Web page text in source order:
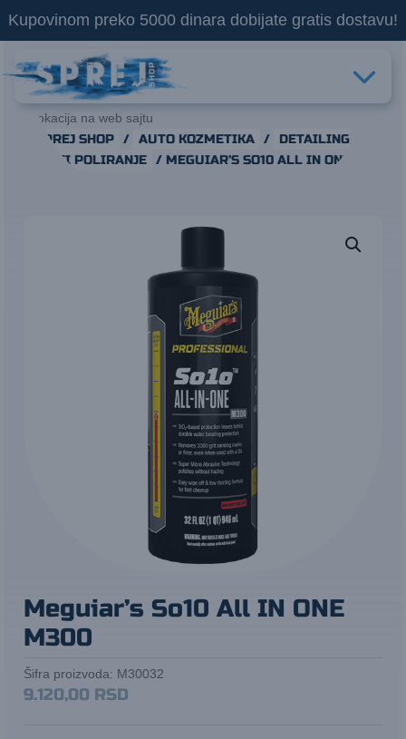
Lokacija na web sajtu
SPREJ SHOP / AUTO KOZMETIKA /
DETAILING
PROFI POLIRANJE / MEGUIAR’S SO10 ALL IN ONE
Meguiar’s So10 All IN ONE
M300
Šifra proizvoda: M30032
9.120,00 RSD
Kupovinom preko 5000 dinara dobijate gratis dostavu!